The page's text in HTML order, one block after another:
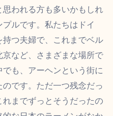
思われる方も多いかもしれ
ルです。私たちはドイ
つ夫婦で、これまでベル
など、さまざまな場所で
も、アーヘンという街に
です。ただ一つ残念だっ
までずっとそうだったの